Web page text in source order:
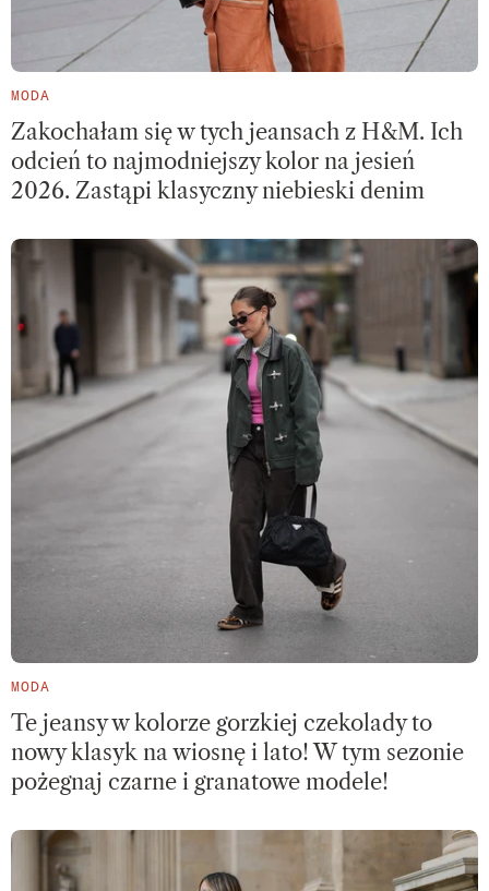
MODA
Zakochałam się w tych jeansach z H&M. Ich
odcień to najmodniejszy kolor na jesień
2026. Zastąpi klasyczny niebieski denim
MODA
Te jeansy w kolorze gorzkiej czekolady to
nowy klasyk na wiosnę i lato! W tym sezonie
pożegnaj czarne i granatowe modele!